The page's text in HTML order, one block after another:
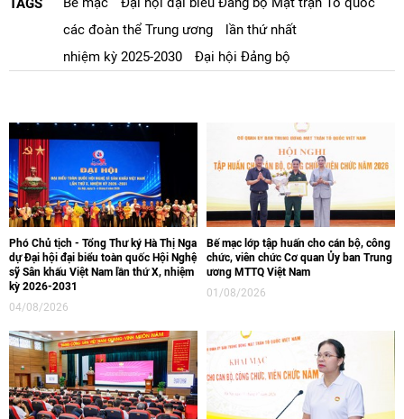
TAGS
các đoàn thể Trung ương
lần thứ nhất
nhiệm kỳ 2025-2030
Đại hội Đảng bộ
Phó Chủ tịch - Tổng Thư ký Hà Thị Nga
dự Đại hội đại biểu toàn quốc Hội Nghệ
sỹ Sân khấu Việt Nam lần thứ X, nhiệm
kỳ 2026-2031
04/08/2026
Bế mạc lớp tập huấn cho cán bộ, công
chức, viên chức Cơ quan Ủy ban Trung
ương MTTQ Việt Nam
01/08/2026